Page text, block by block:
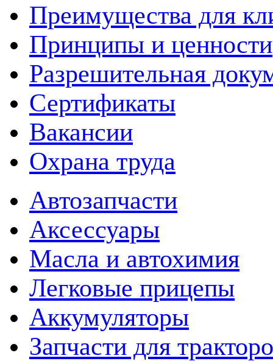
Преимущества для
Принципы и ценности
Разрешительная
Сертификаты
Вакансии
Охрана труда
Автозапчасти
Аксессуары
Масла и автохимия
Легковые прицепы
Аккумуляторы
Запчасти для